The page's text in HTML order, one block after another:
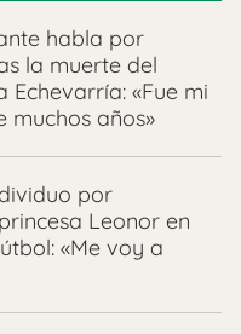
habla por
la muerte del
Echevarría: «Fue mi
muchos años»
por
Leonor en
«Me voy a